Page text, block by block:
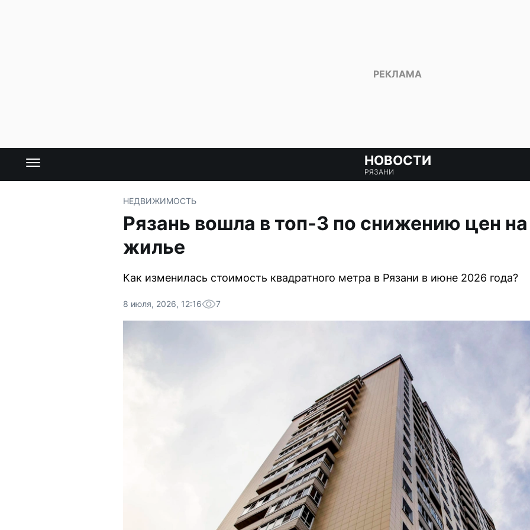
НОВОСТИ
РЯЗАНИ
НЕДВИЖИМОСТЬ
Рязань вошла в топ-3 по снижению цен
жилье
Как изменилась стоимость квадратного метра в Рязани в июне 2026 года?
8 июля, 2026, 12:16 7